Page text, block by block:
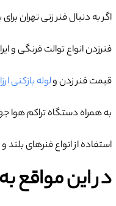
اگر به دنبال فنر زنی تهران
فنرزدن انواع توالت فرنگی و
قیمت فنر زدن ولوله بازکنی
به همراه دستگاه تراکم هوا
استفاده از انواع فنرهای
در این مواقع